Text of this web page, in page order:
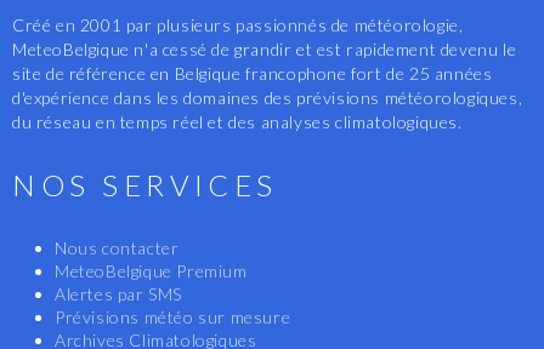
Créé en 2001 par plusieurs passionnés de météorologie,
MeteoBelgique n'a cessé de grandir et est rapidement devenu le
site de référence en Belgique francophone fort de 25 années
d'expérience dans les domaines des prévisions météorologiques,
du réseau en temps réel et des analyses climatologiques.
NOS SERVICES
Nous contacter
MeteoBelgique Premium
Alertes par SMS
Prévisions météo sur mesure
Archives Climatologiques